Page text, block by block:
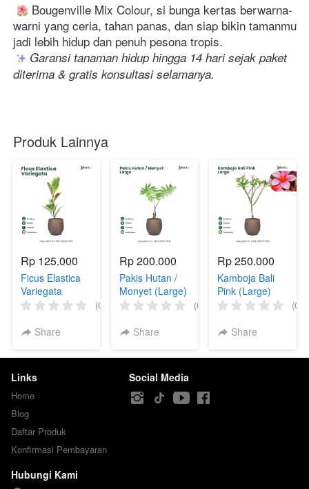
Bougenville Mix Colour, si bunga kertas berwarna-
warni yang ceria, tahan panas, dan siap bikin tamanmu
jadi lebih hidup dan penuh pesona tropis.
Garansi tanaman hidup hingga 14 hari sejak paket
diterima & gratis konsultasi selamanya.
Produk Lainnya
Rp 125.000
Ficus Elastica
Variegata
(0)
Share
Rp 200.000
Pakis Hutan /
Monyet (Large)
(0)
Share
Rp 250.000
Kamboja Bali
Pink (Large)
(0)
Share
Links
Home
Blog
Daftar Produk
Konfirmasi Pembayaran
Social Media
Hubungi Kami